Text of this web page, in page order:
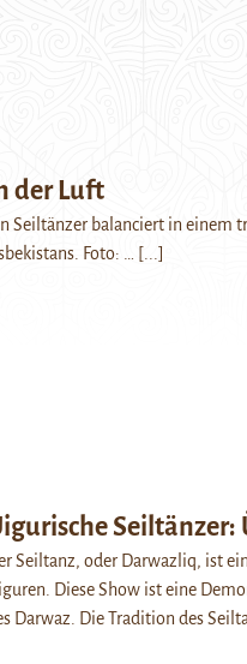
der Luft
Seiltänzer balanciert in einem
Foto: …
[...]
Seiltänzer:
Seiltanz, oder Darwazliq, ist
Diese Show ist eine
Darwaz. Die Tradition des